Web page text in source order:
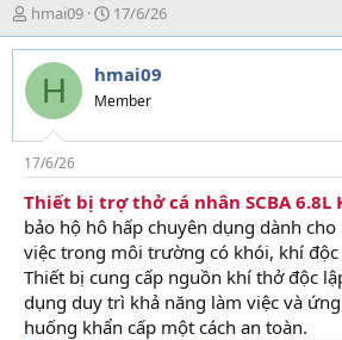
T
h
r
e
d
s
t
a
r
t
e
r
hmai09
N
g
à
y
g
i
17/6/26
H hmai09
Member
17/6/26
Thiết bị trợ thở cá nhân SCBA 6.8L
bảo hộ hô hấp chuyên dụng dành
việc trong môi trường có khói, khí độc
Thiết bị cung cấp nguồn khí thở độc
dụng duy trì khả năng làm việc và
huống khẩn cấp một cách an toàn.